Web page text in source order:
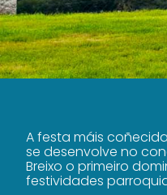
A festa máis
se desenvolve no
Breixo o primeiro
festividades